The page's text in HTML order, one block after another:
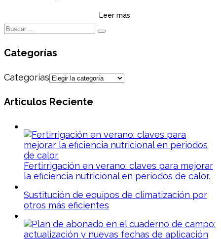
Leer más
Categorías
Categorías
Artículos Reciente
Fertirrigación en verano: claves para mejorar
la eficiencia nutricional en periodos de calor.
Sustitución de equipos de climatización por
otros más eficientes